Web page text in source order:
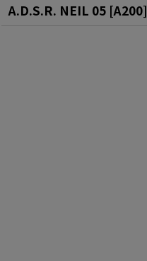
A.D.S.R. NEIL 05 [A200]